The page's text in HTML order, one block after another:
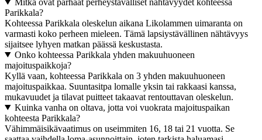
Parikkala?
Kohteessa Parikkala oleskelun aikana Likolammen uimaranta on
varmasti koko perheen mieleen. Tämä lapsiystävällinen nähtävyys
sijaitsee lyhyen matkan päässä keskustasta.
Onko kohteessa Parikkala yhden makuuhuoneen
majoituspaikkoja?
Kyllä vaan, kohteessa Parikkala on 3 yhden makuuhuoneen
majoituspaikkaa. Suuntasitpa lomalle yksin tai rakkaasi kanssa,
mukavuudet ja tilavat puitteet takaavat rentouttavan oleskelun.
Kuinka vanha on oltava, jotta voi vuokrata majoituspaikan
kohteesta Parikkala?
Vähimmäisikävaatimus on useimmiten 16, 18 tai 21 vuotta. Se